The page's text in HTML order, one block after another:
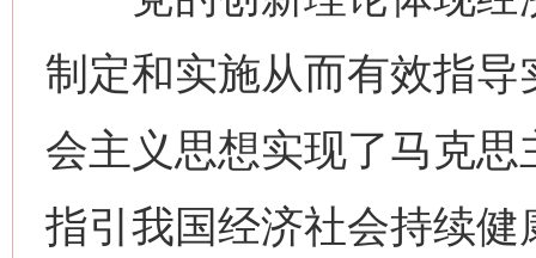
制定和实施从而有效指
会主义思想实现了马克
指引我国经济社会持续